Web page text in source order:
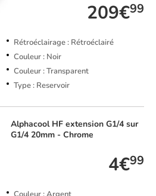
209€99
Rétroéclairage : Rétroéclairé
Couleur : Noir
Couleur : Transparent
Type : Reservoir
Alphacool HF extension G1/4 sur
G1/4 20mm - Chrome
4€99